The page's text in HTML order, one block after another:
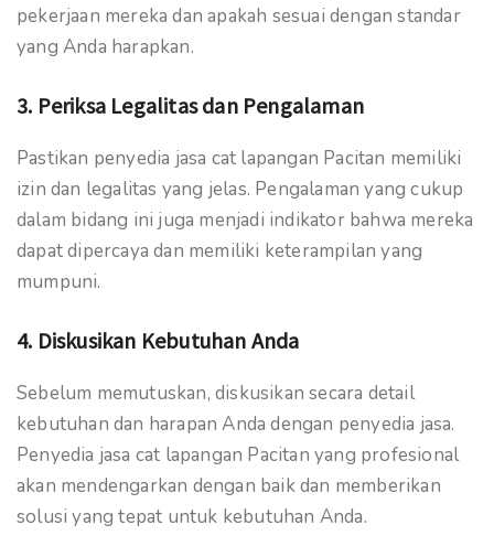
pekerjaan mereka dan apakah sesuai dengan standar
yang Anda harapkan.
3. Periksa Legalitas dan Pengalaman
Pastikan penyedia jasa cat lapangan Pacitan memiliki
izin dan legalitas yang jelas. Pengalaman yang cukup
dalam bidang ini juga menjadi indikator bahwa mereka
dapat dipercaya dan memiliki keterampilan yang
mumpuni.
4. Diskusikan Kebutuhan Anda
Sebelum memutuskan, diskusikan secara detail
kebutuhan dan harapan Anda dengan penyedia jasa.
Penyedia jasa cat lapangan Pacitan yang profesional
akan mendengarkan dengan baik dan memberikan
solusi yang tepat untuk kebutuhan Anda.